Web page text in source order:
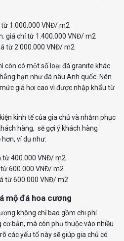
1.000.000 VNĐ/ m2
giá chỉ từ 1.400.000 VNĐ/ m2
từ 2.000.000 VNĐ/ m2
còn có một số loại đá granite khác
hạn như đá nâu Anh quốc. Nên
giá hơi cao vì được nhập khẩu từ
kinh tế của gia chủ và nhằm phục
hàng, sẽ gợi ý khách hàng
ví dụ như:
từ 400.000 VNĐ/ m2
600.000 VNĐ/ m2
từ 600.000 VNĐ/ m2
mộ đá hoa cương
không chỉ bao gồm chi phí
cơ bản, mà còn phụ thuộc vào nhiều
các yếu tố này sẽ giúp gia chủ có